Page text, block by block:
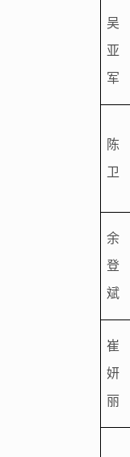
吴
亚
军
陈
卫
余
登
斌
崔
妍
丽